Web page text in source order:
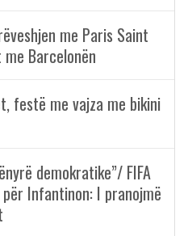
me Paris Saint
Barcelonën
festë me vajza me bikini
demokratike”/ FIFA
Infantinon: I pranojmë